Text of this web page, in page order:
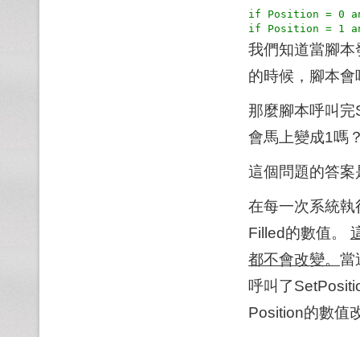
if Position = 0
我們知道當腳
的時候，腳本
那麼腳本呼叫
會馬上變成1嗎
這個問題的答案
在每一次系統
Filled的數值。
都不會改變。 當
呼叫了
Position的數值